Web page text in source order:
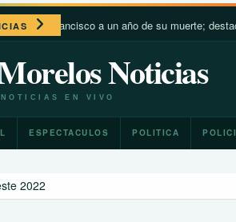
a un año de su muerte; destaca su
Noticias
NOTICIAS EN VIVO
ESPECTACULOS POLITICA
2022